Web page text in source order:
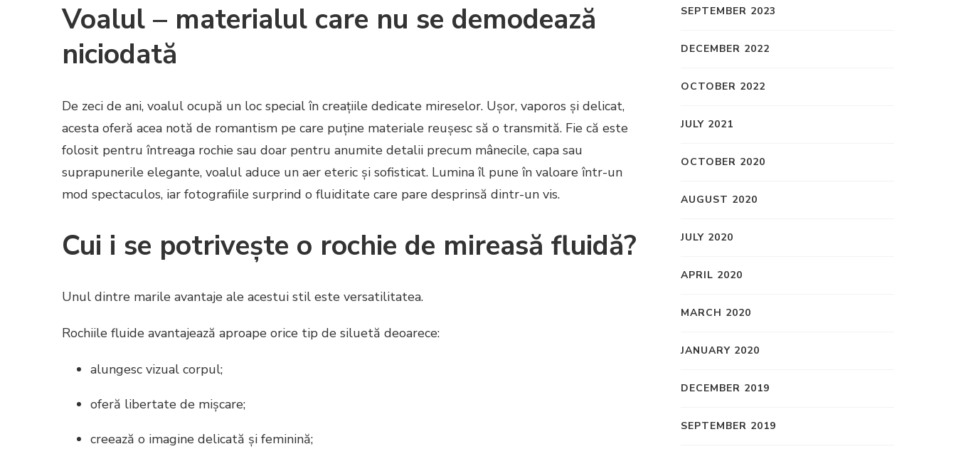
Voalul – materialul care nu se demodează
niciodată
De zeci de ani, voalul ocupă un loc special în creațiile dedicate mireselor. Ușor, vaporos și delicat,
acesta oferă acea notă de romantism pe care puține materiale reușesc să o transmită. Fie că este
folosit pentru întreaga rochie sau doar pentru anumite detalii precum mânecile, capa sau
suprapunerile elegante, voalul aduce un aer eteric și sofisticat. Lumina îl pune în valoare într-un
mod spectaculos, iar fotografiile surprind o fluiditate care pare desprinsă dintr-un vis.
Cui i se potrivește o rochie de mireasă fluidă?
Unul dintre marile avantaje ale acestui stil este versatilitatea.
Rochiile fluide avantajează aproape orice tip de siluetă deoarece:
alungesc vizual corpul;
oferă libertate de mișcare;
creează o imagine delicată și feminină;
SEPTEMBER 2023
DECEMBER 2022
OCTOBER 2022
JULY 2021
OCTOBER 2020
AUGUST 2020
JULY 2020
APRIL 2020
MARCH 2020
JANUARY 2020
DECEMBER 2019
SEPTEMBER 2019